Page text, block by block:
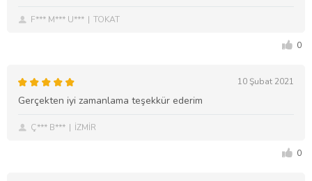
F*** M*** U*** TOKAT
0
10 Şubat 2021
Gerçekten iyi zamanlama teşekkür ederim
Ç*** B*** İZMİR
0